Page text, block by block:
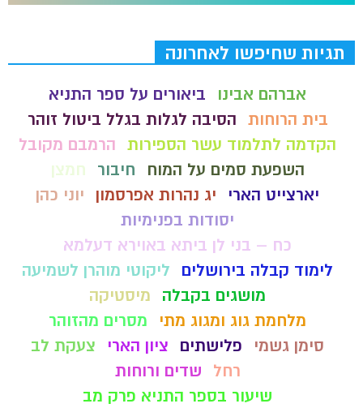
תגיות שחיפשו לאחרונה
אברהם אבינו
ביאורים על ספר התניא
בית הרוחות הסיבה לגלות בגלל ביטול זוהר
הקדמה לתלמוד עשר הספירות הרמבם מקובל
השפעת סמים על המוח
חיבור
חמצן
יארצייט הארי
יג נהרות אפרסמון
יוני כהן
יסודות בפנימיות
כח – בני לן ביתא באוירא דעלמא
לימוד קבלה בירושלים
ליקוטי מוהרן לשמיעה
מושגים בקבלה
מיסטיקה
מלחמת גוג ומגוג מתי
מסרים מהזוהר
סימן גשמי
פלישתים ציון הארי
צעקת לב
רחל
שדים ורוחות
שיעור בספר התניא פרק מב